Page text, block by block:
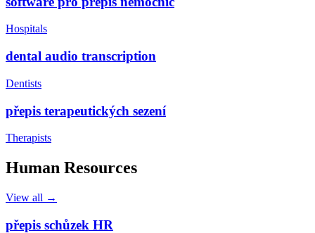
Hospitals
dental audio transcription
Dentists
přepis terapeutických sezení
Therapists
Human Resources
View all →
přepis schůzek HR